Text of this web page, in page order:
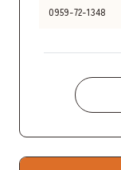
0959-72-1348